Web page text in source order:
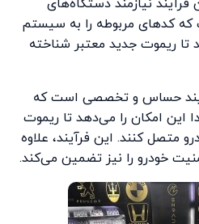
فرآیند نیازمند دستگاه‌های
کدهای مربوطه را به سیستم
تا ریموت جدید معتبر شناخته
حساس و تخصصی است که
این امکان را می‌دهد تا ریموت
متصل کنند. این فرآیند، علاوه
خودرو را نیز تضمین می‌کند.